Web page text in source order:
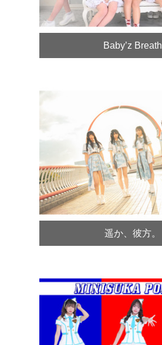
Baby’z Breath
遥か、彼方。